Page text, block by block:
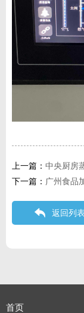
上一篇： 中央厨房
下一篇： 广州食品
返回列表
首页